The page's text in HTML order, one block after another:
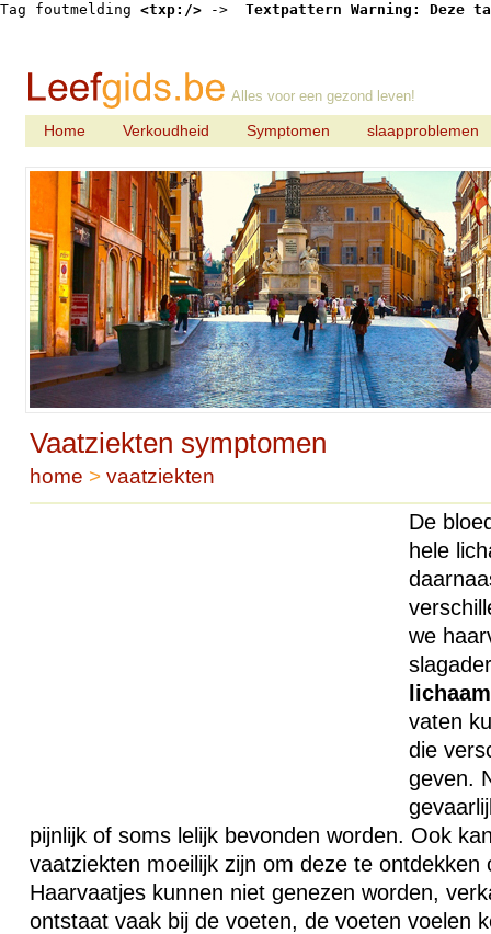
Tag foutmelding <txp:/> -> Textpattern Warning: Deze
Alles voor een gezond leven!
Home Verkoudheid Symptomen slaapproblemen
Vaatziekten symptomen
home > vaatziekten
De
hele
we
vaten
die
geven.
pijnlijk of soms lelijk bevonden worden. Ook
vaatziekten moeilijk zijn om deze te ontdekken
Haarvaatjes kunnen niet genezen worden,
ontstaat vaak bij de voeten, de voeten voelen